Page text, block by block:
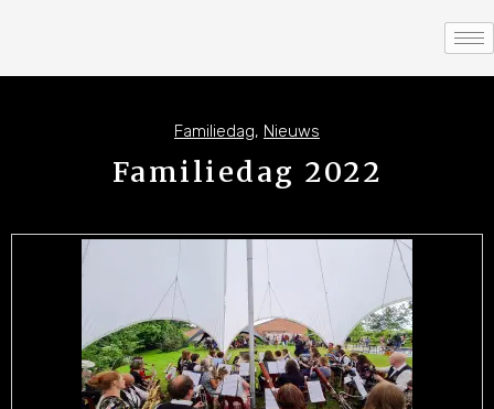
Familiedag, Nieuws
Familiedag 2022